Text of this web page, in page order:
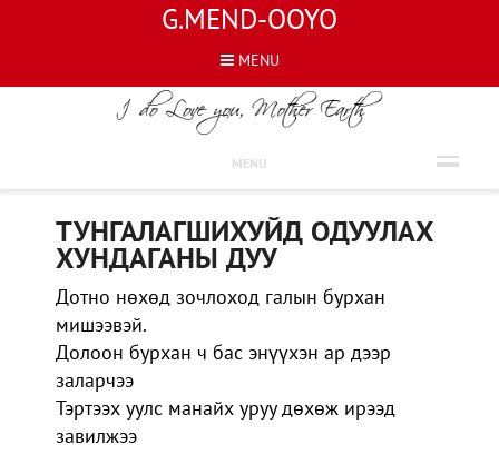
G.MEND-OOYO
MENU
MENU
ШҮЛГҮҮД
ТУНГАЛАГШИХУЙД ОДУУЛАХ
ХУНДАГАНЫ ДУУ
Дотно нөхөд зочлоход галын бурхан
мишээвэй.
Долоон бурхан ч бас энүүхэн ар дээр
заларчээ
Тэртээх уулс манайх уруу дөхөж ирээд
завилжээ